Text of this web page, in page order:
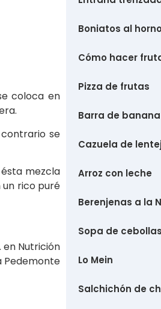
coloca en
se
mezcla
rico puré
en Nutrición
Pedemonte
Boniatos al
Cómo hacer
Pizza de frutas
Barra de
Cazuela de
Arroz con leche
Berenjenas a la
Sopa de cebollas
Lo Mein
Salchichón de